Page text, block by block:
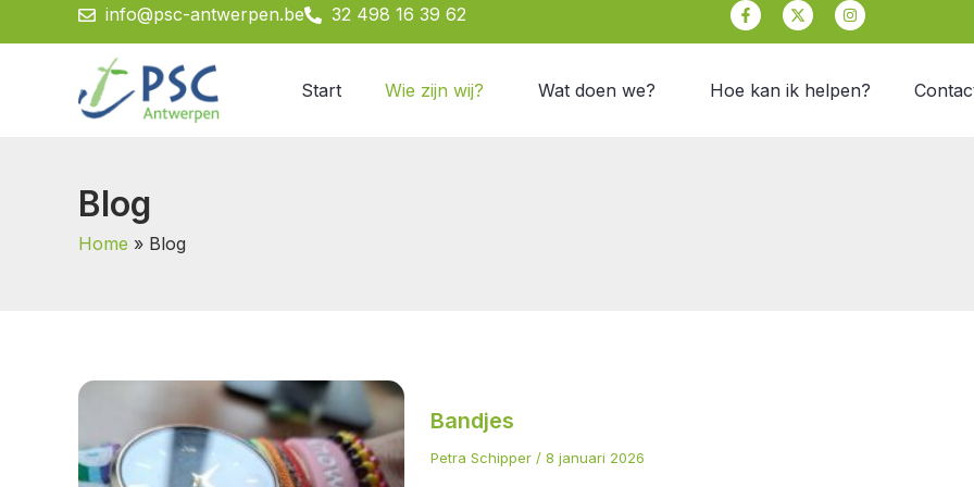
naar
info@psc-antwerpen.be 32 498 16 39 62
Facebook-
f
X-
twitter
Instagram
Start Wie zijn wij? Wat doen we? Hoe kan ik helpen?
Blog
Home Blog
Bandjes
Petra Schipper / 8 januari 2026